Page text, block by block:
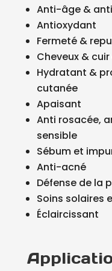
Anti-âge &
Antioxydant
Fermeté &
Cheveux &
Hydratant &
cutanée
Apaisant
Anti rosacée,
sensible
Sébum et
Anti-acné
Défense de la
Soins solaires
Éclaircissant